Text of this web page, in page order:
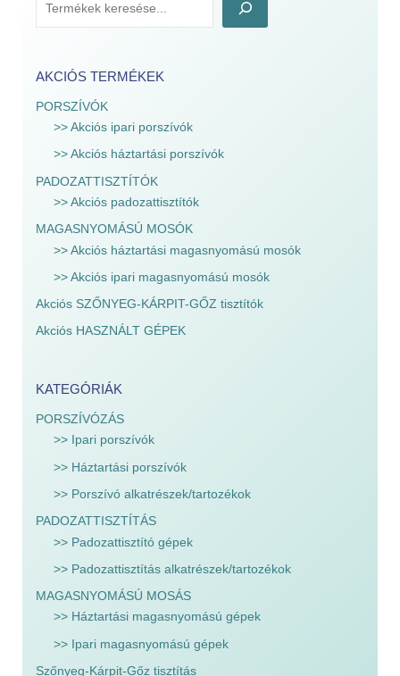
AKCIÓS TERMÉKEK
PORSZÍVÓK
>> Akciós ipari porszívók
>> Akciós háztartási porszívók
PADOZATTISZTÍTÓK
>> Akciós padozattisztítók
MAGASNYOMÁSÚ MOSÓK
>> Akciós háztartási magasnyomású mosók
>> Akciós ipari magasnyomású mosók
Akciós SZŐNYEG-KÁRPIT-GŐZ tisztítók
Akciós HASZNÁLT GÉPEK
KATEGÓRIÁK
PORSZÍVÓZÁS
>> Ipari porszívók
>> Háztartási porszívók
>> Porszívó alkatrészek/tartozékok
PADOZATTISZTÍTÁS
>> Padozattisztító gépek
>> Padozattisztítás alkatrészek/tartozékok
MAGASNYOMÁSÚ MOSÁS
>> Háztartási magasnyomású gépek
>> Ipari magasnyomású gépek
Szőnyeg-Kárpit-Gőz tisztítás